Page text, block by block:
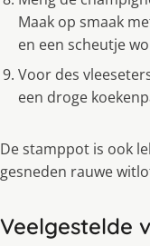
Maak op smaak
en een scheutje
Voor des
een droge
De stamppot is ook
gesneden rauwe
Veelgestelde